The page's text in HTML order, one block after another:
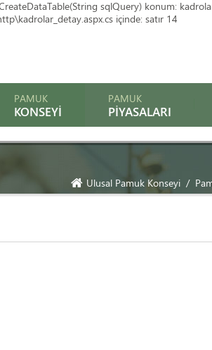
sqlQuery) konum:
içinde: satır 14
PAMUK
KONSEYI
PAMUK
PIYASALARI
Ulusal Pamuk Konseyi